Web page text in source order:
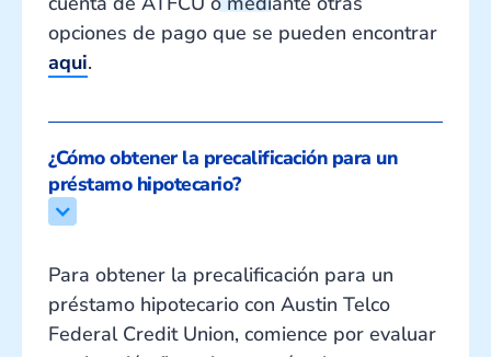
opciones de pago que se pueden encontrar
aqui.
¿Cómo obtener la precalificación para un
préstamo hipotecario?
Para obtener la precalificación para un
préstamo hipotecario con Austin Telco
Federal Credit Union, comience por evaluar